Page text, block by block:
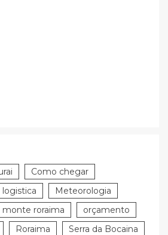
Como chegar
logistica
Meteorologia
monte roraima
orçamento
Roraima
Serra da Bocaina